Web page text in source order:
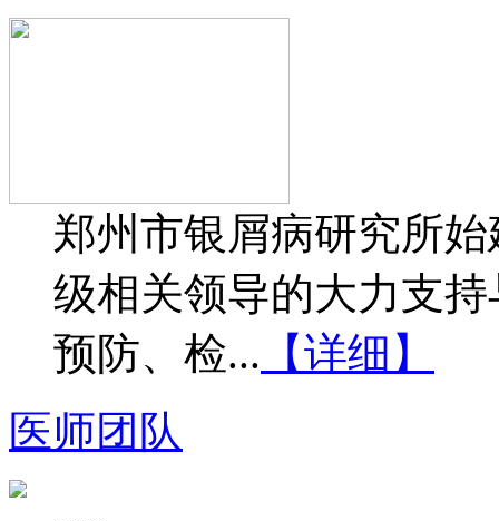
郑州市银屑病研究所
级相关领导的大力支
预防、检... 【详细】
医师团队